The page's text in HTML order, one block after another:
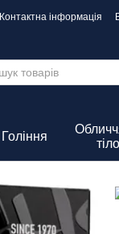
Контактна інформація
Гоління
тіло